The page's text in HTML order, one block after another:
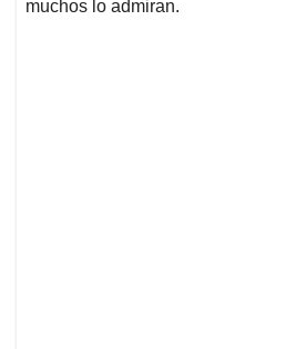
muchos lo admiran.